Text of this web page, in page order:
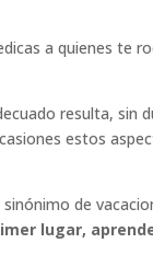
a quienes te
resulta, sin
estos
de
lugar,